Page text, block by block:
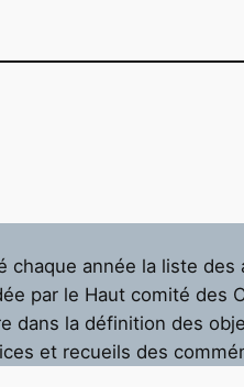
année la liste
par le Haut comité des
dans la définition des
et recueils des